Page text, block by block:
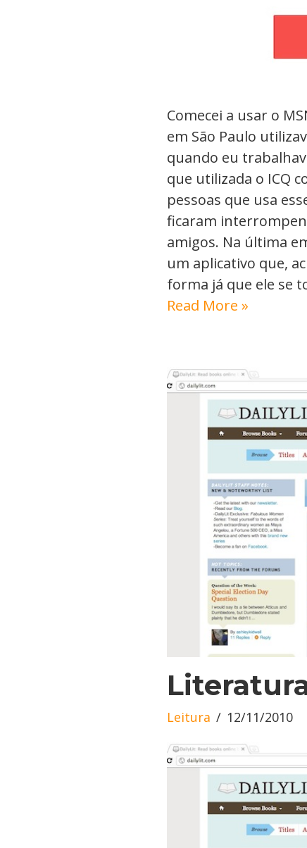
Comecei a usar o
em São Paulo
quando eu
que utilizada o ICQ
pessoas que usa
ficaram
amigos. Na última
um aplicativo que,
forma já que ele se
Read More »
Leitura 12/11/2010